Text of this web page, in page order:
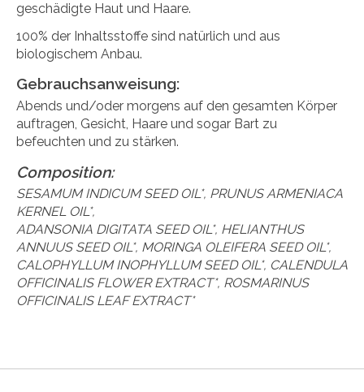
geschädigte Haut und Haare.
100% der Inhaltsstoffe sind natürlich und aus
biologischem Anbau.
Gebrauchsanweisung:
Abends und/oder morgens auf den gesamten Körper
auftragen, Gesicht, Haare und sogar Bart zu
befeuchten und zu stärken.
Composition:
SESAMUM INDICUM SEED OIL*, PRUNUS ARMENIACA
KERNEL OIL*,
ADANSONIA DIGITATA SEED OIL*, HELIANTHUS
ANNUUS SEED OIL*, MORINGA OLEIFERA SEED OIL*,
CALOPHYLLUM INOPHYLLUM SEED OIL*, CALENDULA
OFFICINALIS FLOWER EXTRACT*, ROSMARINUS
OFFICINALIS LEAF EXTRACT*